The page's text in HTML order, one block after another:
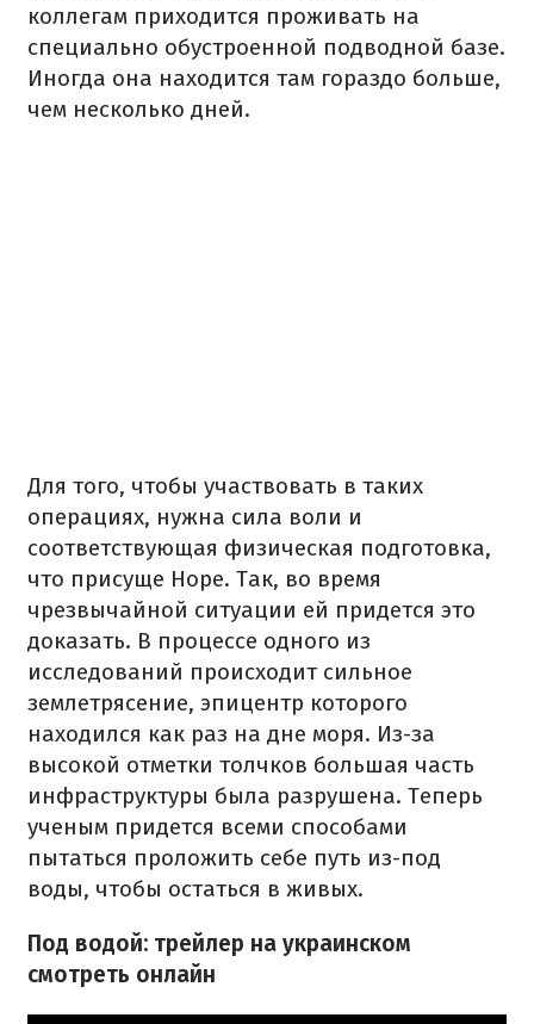
коллегам приходится проживать на
специально обустроенной подводной базе.
Иногда она находится там гораздо больше,
чем несколько дней.
Для того, чтобы участвовать в таких
операциях, нужна сила воли и
соответствующая физическая подготовка,
что присуще Норе. Так, во время
чрезвычайной ситуации ей придется это
доказать. В процессе одного из
исследований происходит сильное
землетрясение, эпицентр которого
находился как раз на дне моря. Из-за
высокой отметки толчков большая часть
инфраструктуры была разрушена. Теперь
ученым придется всеми способами
пытаться проложить себе путь из-под
воды, чтобы остаться в живых.
Под водой: трейлер на украинском
смотреть онлайн